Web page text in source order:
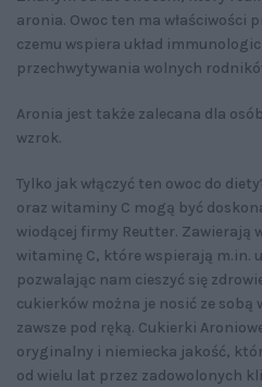
aronia. Owoc ten ma właściwości
czemu wspiera układ
przechwytywania wolnych
Aronia jest także zalecana dla
wzrok.
Tylko jak włączyć ten owoc do
oraz witaminy C mogą być
wiodącej firmy Reutter. Zawierają
witaminę C, które wspierają m.in.
pozwalając nam cieszyć się
cukierków można je nosić ze sobą
zawsze pod ręką. Cukierki
oryginalny i niemiecka jakość,
od wielu lat przez zadowolonych